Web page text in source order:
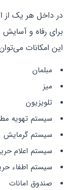
در داخل هر یک از
برای رفاه و
این امکانات
مبلمان
میز
تلویزیون
سیستم تهویه
سیستم گرمایش
سیستم اعلام
سیستم اطفاء
صندوق امانات